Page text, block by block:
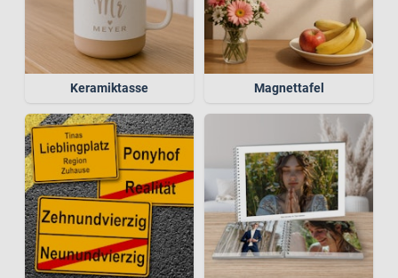
Keramiktasse Magnettafel